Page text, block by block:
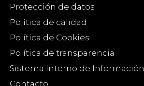
Protección de datos
Política de calidad
Política de Cookies
Política de transparencia
Sistema Interno de Información
Contacto